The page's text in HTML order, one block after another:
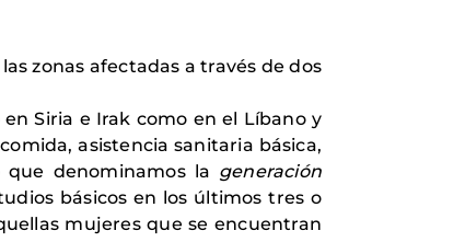
zonas afectadas a través de dos
Siria e Irak como en el Líbano y
asistencia sanitaria básica,
denominamos la generación
básicos en los últimos tres o
mujeres que se encuentran